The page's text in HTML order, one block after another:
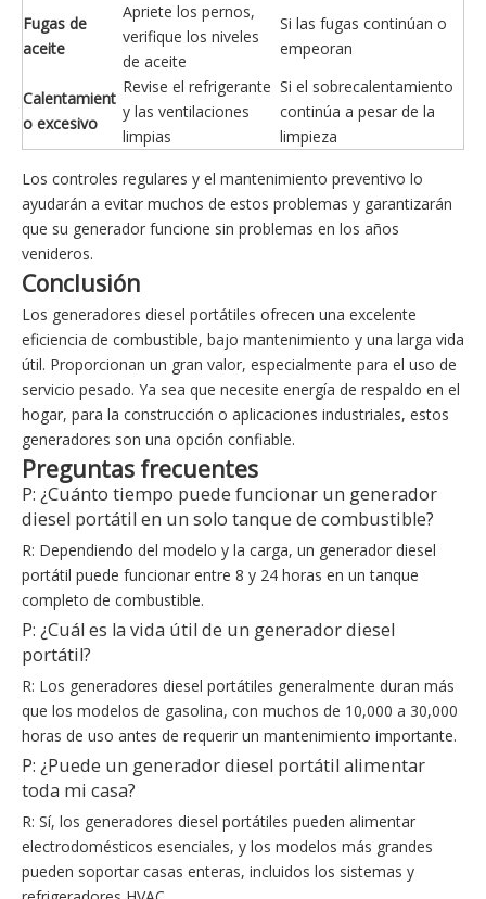
Fugas de
aceite
Apriete los pernos,
verifique los niveles
de aceite
Si las fugas continúan o
empeoran
Calentamient
o excesivo
Revise el refrigerante
y las ventilaciones
limpias
Si el sobrecalentamiento
continúa a pesar de la
limpieza
Los controles regulares y el mantenimiento preventivo lo
ayudarán a evitar muchos de estos problemas y garantizarán
que su generador funcione sin problemas en los años
venideros.
Conclusión
Los generadores diesel portátiles ofrecen una excelente
eficiencia de combustible, bajo mantenimiento y una larga vida
útil. Proporcionan un gran valor, especialmente para el uso de
servicio pesado. Ya sea que necesite energía de respaldo en el
hogar, para la construcción o aplicaciones industriales, estos
generadores son una opción confiable.
Preguntas frecuentes
P: ¿Cuánto tiempo puede funcionar un generador
diesel portátil en un solo tanque de combustible?
R: Dependiendo del modelo y la carga, un generador diesel
portátil puede funcionar entre 8 y 24 horas en un tanque
completo de combustible.
P: ¿Cuál es la vida útil de un generador diesel
portátil?
R: Los generadores diesel portátiles generalmente duran más
que los modelos de gasolina, con muchos de 10,000 a 30,000
horas de uso antes de requerir un mantenimiento importante.
P: ¿Puede un generador diesel portátil alimentar
toda mi casa?
R: Sí, los generadores diesel portátiles pueden alimentar
electrodomésticos esenciales, y los modelos más grandes
pueden soportar casas enteras, incluidos los sistemas y